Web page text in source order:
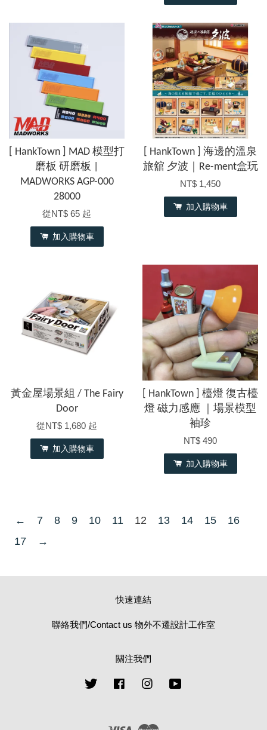
[ HankTown ] MAD 模型打
磨板 研磨板 |
MADWORKS AGP-000
28000
從NT$ 65 起
加入購物車
[ HankTown ] 海邊的溫泉
旅舘 夕波｜Re-ment盒玩
NT$ 1,450
加入購物車
黃金屋場景組 / The Fairy
Door
從NT$ 1,680 起
加入購物車
[ HankTown ] 檯燈 復古檯
燈 磁力感應 ｜場景模型
袖珍
NT$ 490
加入購物車
← 7 8 9 10 11 12 13 14 15
16
17
→
快速連結
聯絡我們/Contact us 物外不遷設計工作室
關注我們
Twitter FacebookInstagram